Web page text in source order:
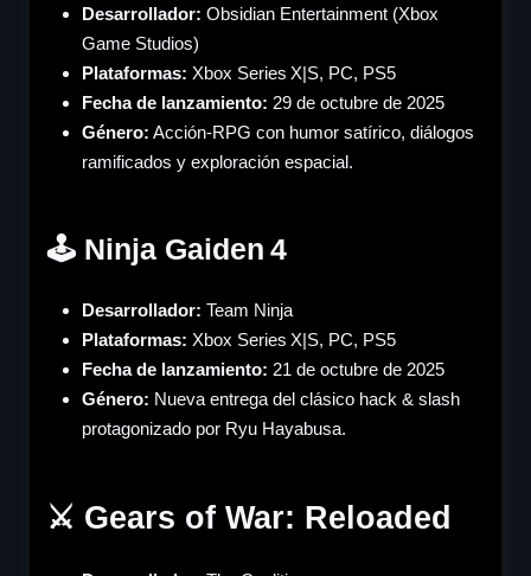
Desarrollador: Obsidian Entertainment (Xbox
Game Studios)
Plataformas: Xbox Series X|S, PC, PS5
Fecha de lanzamiento: 29 de octubre de 2025
Género: Acción-RPG con humor satírico, diálogos
ramificados y exploración espacial.
🕹️ Ninja Gaiden 4
Desarrollador: Team Ninja
Plataformas: Xbox Series X|S, PC, PS5
Fecha de lanzamiento: 21 de octubre de 2025
Género: Nueva entrega del clásico hack & slash
protagonizado por Ryu Hayabusa.
⚔️ Gears of War: Reloaded